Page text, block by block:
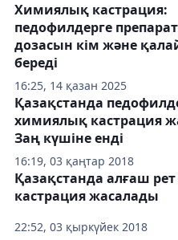
16:25, 14 қазан 2025
Химиялық кастрация:
педофилдерге
дозасын кім және
береді
16:19, 03 қаңтар 2018
Қазақстанда
химиялық кастрация
Заң күшіне енді
22:52, 03 қыркүйек 2018
Қазақстанда алғаш
кастрация жасалады